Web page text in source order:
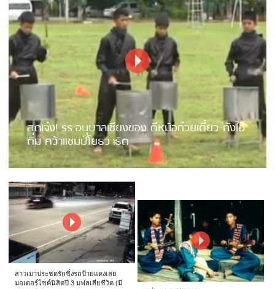
สุดเจ๋ง! รร.อนุบาลเชียงของ ตีหม้อก๋วยเตี๋ยว-ถังไอ
ติม คว้าแชมป์โยธวาธิต
สาวเมาประชดรักซิ่งรถป้ายแดงเสย
มอเตอร์ไซค์นิสิตปี 3 มฟลเสียชีวิต (มี